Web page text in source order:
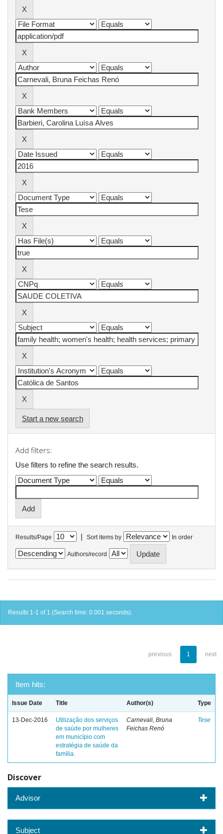
Start a new search
Add filters:
Use filters to refine the search results.
Results/Page | Sort items by In order
Authors/record
Results 1-1 of 1 (Search time: 0.001 seconds).
previous 1 next
Item hits:
Issue Date Title Author(s) Type
13-Dec-2016
Utilização dos serviços
de saúde por mulheres
em município com
estratégia de saúde da
família.
Carnevali, Bruna
Feichas Renó
Tese
Discover
Advisor
Subject